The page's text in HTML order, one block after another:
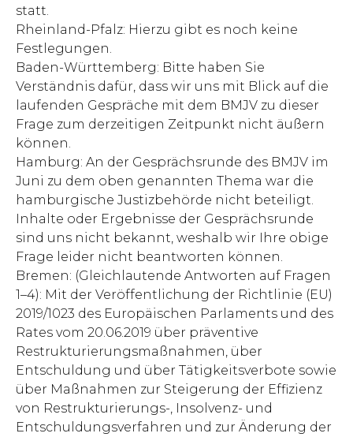
statt.
Rheinland-Pfalz: Hierzu gibt es noch keine
Festlegungen.
Baden-Württemberg: Bitte haben Sie
Verständnis dafür, dass wir uns mit Blick auf die
laufenden Gespräche mit dem BMJV zu dieser
Frage zum derzeitigen Zeitpunkt nicht äußern
können.
Hamburg: An der Gesprächsrunde des BMJV im
Juni zu dem oben genannten Thema war die
hamburgische Justizbehörde nicht beteiligt.
Inhalte oder Ergebnisse der Gesprächsrunde
sind uns nicht bekannt, weshalb wir Ihre obige
Frage leider nicht beantworten können.
Bremen: (Gleichlautende Antworten auf Fragen
1–4): Mit der Veröffentlichung der Richtlinie (EU)
2019/1023 des Europäischen Parlaments und des
Rates vom 20.06.2019 über präventive
Restrukturierungsmaßnahmen, über
Entschuldung und über Tätigkeitsverbote sowie
über Maßnahmen zur Steigerung der Effizienz
von Restrukturierungs-, Insolvenz- und
Entschuldungsverfahren und zur Änderung der